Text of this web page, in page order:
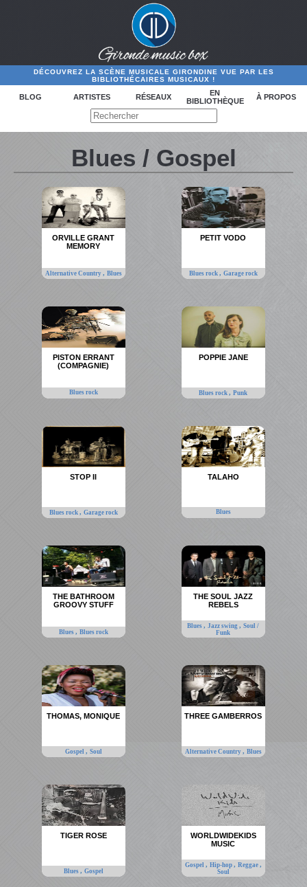
DÉCOUVREZ LA SCÈNE MUSICALE GIRONDINE VUE PAR LES
BIBLIOTHÉCAIRES MUSICAUX !
BLOG ARTISTES RÉSEAUX
EN
BIBLIOTHÈQUE
À PROPOS
Blues / Gospel
ORVILLE GRANT
MEMORY
Alternative Country , Blues
PETIT VODO
Blues rock , Garage rock
PISTON ERRANT
(COMPAGNIE)
Blues rock
POPPIE JANE
Blues rock,Punk
STOP II
Blues rock , Garage rock
TALAHO
Blues
THE BATHROOM
GROOVY STUFF
Blues , Blues rock
THE SOUL JAZZ
REBELS
Blues,Jazz swing,Soul /
Funk
THOMAS, MONIQUE
Gospel , Soul
THREE GAMBERROS
Alternative Country , Blues
TIGER ROSE
Blues , Gospel
WORLDWIDEKIDS
MUSIC
Gospel , Hip-hop , Reggae ,
Soul